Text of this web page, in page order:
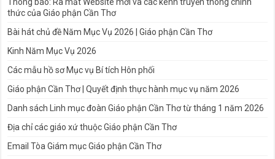
thức của Giáo phận Cần Thơ
Bài hát chủ đề Năm Mục Vụ 2026 | Giáo phận Cần Thơ
Kinh Năm Mục Vụ 2026
Các mẫu hồ sơ Mục vụ Bí tích Hôn phối
Giáo phận Cần Thơ | Quyết định thực hành mục vụ năm 2026
Danh sách Linh mục đoàn Giáo phận Cần Thơ từ tháng 1 năm 2026
Địa chỉ các giáo xứ thuộc Giáo phận Cần Thơ
Email Tòa Giám mục Giáo phận Cần Thơ